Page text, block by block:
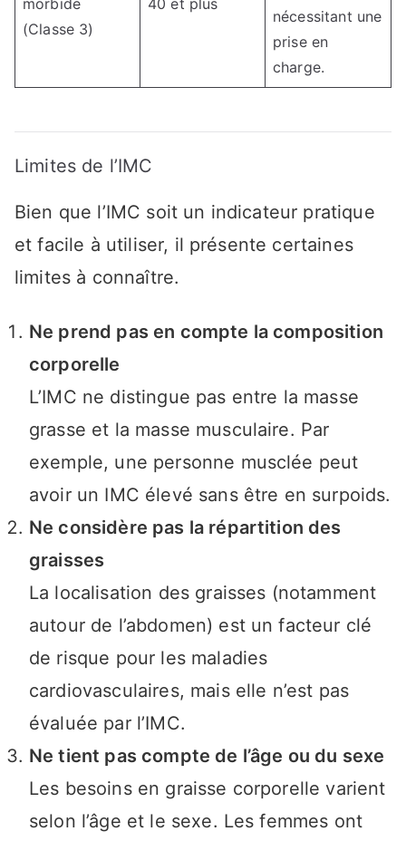
(Classe 3)
nécessitant une
prise en
charge.
Limites de l’IMC
Bien que l’IMC soit un indicateur pratique
et facile à utiliser, il présente certaines
limites à connaître.
Ne prend pas en compte la composition
corporelle
L’IMC ne distingue pas entre la masse
grasse et la masse musculaire. Par
exemple, une personne musclée peut
avoir un IMC élevé sans être en surpoids.
Ne considère pas la répartition des
graisses
La localisation des graisses (notamment
autour de l’abdomen) est un facteur clé
de risque pour les maladies
cardiovasculaires, mais elle n’est pas
évaluée par l’IMC.
Ne tient pas compte de l’âge ou du sexe
Les besoins en graisse corporelle varient
selon l’âge et le sexe. Les femmes ont